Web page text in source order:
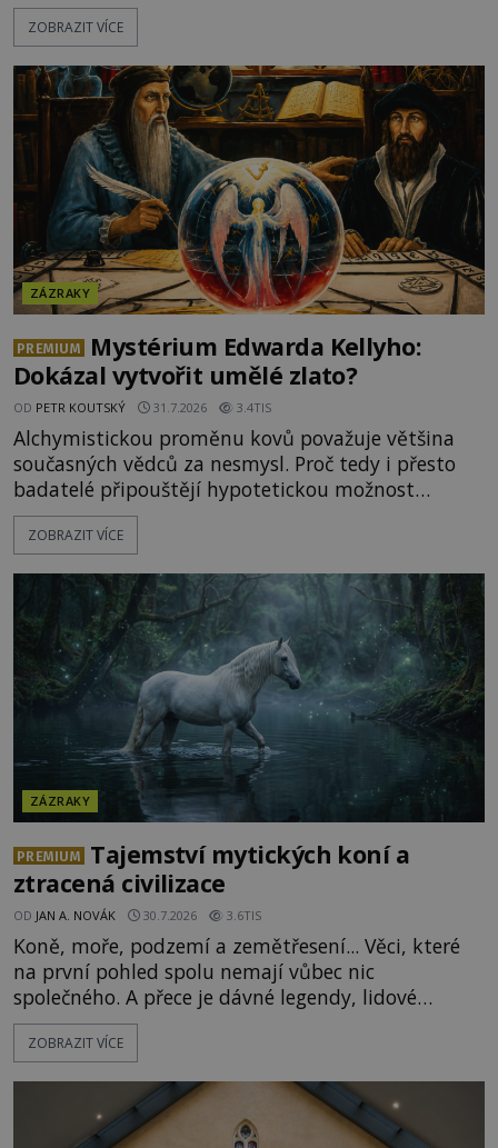
spirituální síly či vnitřního klidu. Jak funguje a proč
si při něm člověk nepopálí nohy, což bylo
nadpřirozeného? Histori
ZOBRAZIT VÍCE
ZÁZRAKY
PREMIUM
Mystérium Edwarda Kellyho:
Dokázal vytvořit umělé zlato?
OD PETR KOUTSKÝ 31.7.2026 3.4TIS
Alchymistickou proměnu kovů považuje většina
současných vědců za nesmysl. Proč tedy i přesto
badatelé připouštějí hypotetickou možnost
transmutace? Mohl její podstatu odhalit anglický
alchymista, vědec a dobrodruh Edward Kelly?
Měšťané pozorují konání muže, který se stává
nesmrtelnou legendou již během
ZOBRAZIT VÍCE
ZÁZRAKY
PREMIUM
Tajemství mytických koní a
ztracená civilizace
OD JAN A. NOVÁK 30.7.2026 3.6TIS
Koně, moře, podzemí a zemětřesení... Věci, které
na první pohled spolu nemají vůbec nic
společného. A přece je dávné legendy, lidové
pohádky i podvědomí psychicky nemocných lidí
podivným způsobem vzájemně propojují. Je
tajemství pocházející ze samých počátků lidské
civilizace? Nebo dokonce z temných vod minulosti
ZOBRAZIT VÍCE